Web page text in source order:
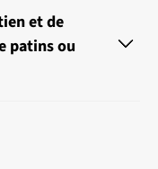
et de
patins ou